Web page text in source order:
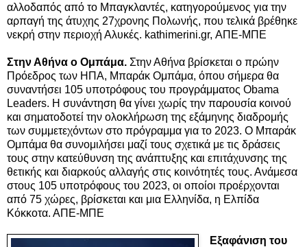
αλλοδαπός από το Μπαγκλαντές, κατηγορούμενος για την
αρπαγή της άτυχης 27χρονης Πολωνής, που τελικά βρέθηκε
νεκρή στην περιοχή Αλυκές. kathimerini.gr, ΑΠΕ-ΜΠΕ
Στην Αθήνα ο Ομπάμα. Στην Αθήνα βρίσκεται ο πρώην
Πρόεδρος των ΗΠΑ, Μπαράκ Ομπάμα, όπου σήμερα θα
συναντήσει 105 υποτρόφους του προγράμματος Obama
Leaders. Η συνάντηση θα γίνει χωρίς την παρουσία κοινού
και σηματοδοτεί την ολοκλήρωση της εξάμηνης διαδρομής
των συμμετεχόντων στο πρόγραμμα για το 2023. Ο Μπαράκ
Ομπάμα θα συνομιλήσει μαζί τους σχετικά με τις δράσεις
τους στην κατεύθυνση της ανάπτυξης και επιτάχυνσης της
θετικής και διαρκούς αλλαγής στις κοινότητές τους. Ανάμεσα
στους 105 υποτρόφους του 2023, οι οποίοι προέρχονται
από 75 χώρες, βρίσκεται και μια Ελληνίδα, η Ελπίδα
Κόκκοτα. ΑΠΕ-ΜΠΕ
Εξαφάνιση του